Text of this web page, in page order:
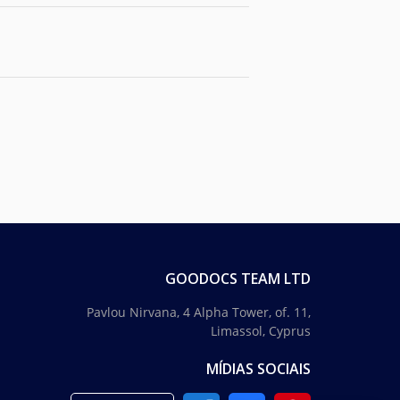
GOODOCS TEAM LTD
Pavlou Nirvana, 4 Alpha Tower, of. 11,
Limassol, Cyprus
MÍDIAS SOCIAIS